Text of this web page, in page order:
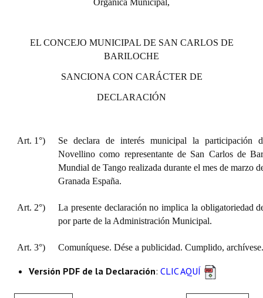
Reconocimientos - Registro
Bariloche, Municipio intercultural
REFORMA DE LA CARTA ORGÁNICA
Orgánica Municipal,
EL CONCEJO MUNICIPAL DE SAN CARLOS DE
BARILOCHE
SANCIONA CON CARÁCTER DE
DECLARACIÓN
Art. 1°)
Se declara de interés municipal la participación
Novellino como representante de San Carlos de
Mundial de Tango realizada durante el mes de marzo
Granada España.
Art. 2°)
La presente declaración no implica la obligatoriedad
por parte de la Administración Municipal.
Art. 3°) Comuníquese. Dése a publicidad. Cumplido, archívese.
Versión PDF de la Declaración: CLIC AQUÍ